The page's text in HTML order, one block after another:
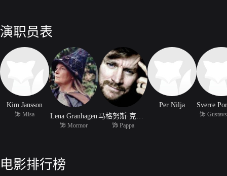
演职员表
Kim Jansson
饰 Misa Lena Granhagen
饰 Mormor 饰 Pappa
Per Nilja Sverre
饰
电影排行榜